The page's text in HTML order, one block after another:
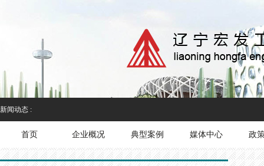
新闻动态 :
首页 企业概况 典型案例 媒体中心 政